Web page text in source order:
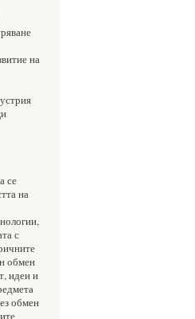
на
се
на
с
обмен
идеи и
обмен